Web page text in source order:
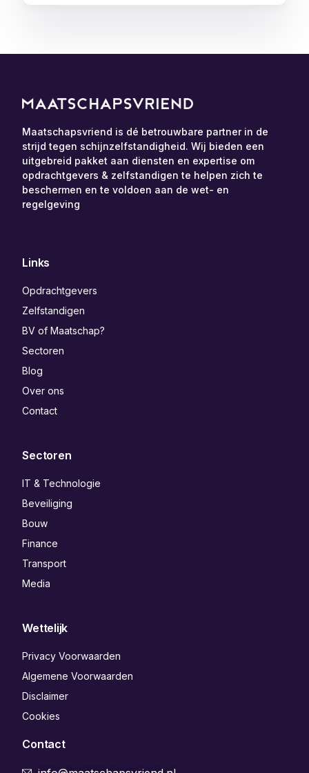
Maatschapsvriend is dé betrouwbare partner in de
strijd tegen schijnzelfstandigheid. Wij bieden een
uitgebreid pakket aan diensten en expertise om
opdrachtgevers & zelfstandigen te helpen zich te
beschermen en te voldoen aan de wet- en
regelgeving
Links
Opdrachtgevers
Zelfstandigen
BV of Maatschap?
Sectoren
Blog
Over ons
Contact
Sectoren
IT & Technologie
Beveiliging
Bouw
Finance
Transport
Media
Wettelijk
Privacy Voorwaarden
Algemene Voorwaarden
Disclaimer
Cookies
Contact